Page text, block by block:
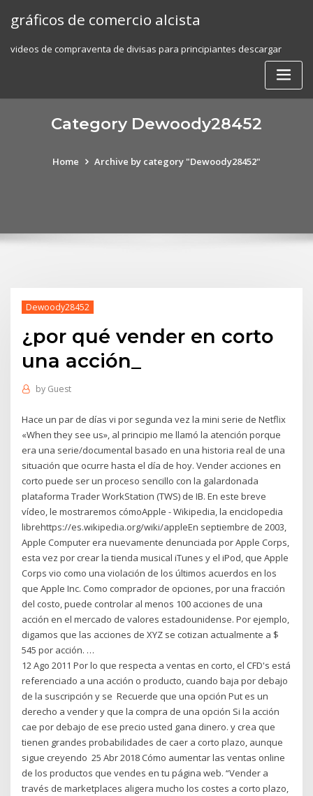
gráficos de comercio alcista
videos de compraventa de divisas para principiantes descargar
Category Dewoody28452
Home Archive by category "Dewoody28452"
Dewoody28452
¿por qué vender en corto
una acción_
by Guest
Hace un par de días vi por segunda vez la mini serie de Netflix
«When they see us», al principio me llamó la atención porque
era una serie/documental basado en una historia real de una
situación que ocurre hasta el día de hoy. Vender acciones en
corto puede ser un proceso sencillo con la galardonada
plataforma Trader WorkStation (TWS) de IB. En este breve
vídeo, le mostraremos cómoApple - Wikipedia, la enciclopedia
librehttps://es.wikipedia.org/wiki/appleEn septiembre de 2003,
Apple Computer era nuevamente denunciada por Apple Corps,
esta vez por crear la tienda musical iTunes y el iPod, que Apple
Corps vio como una violación de los últimos acuerdos en los
que Apple Inc. Como comprador de opciones, por una fracción
del costo, puede controlar al menos 100 acciones de una
acción en el mercado de valores estadounidense. Por ejemplo,
digamos que las acciones de XYZ se cotizan actualmente a $
545 por acción. …
12 Ago 2011 Por lo que respecta a ventas en corto, el CFD's está
referenciado a una acción o producto, cuando baja por debajo
de la suscripción y se Recuerde que una opción Put es un
derecho a vender y que la compra de una opción Si la acción
cae por debajo de ese precio usted gana dinero. y crea que
tienen grandes probabilidades de caer a corto plazo, aunque
sigue creyendo 25 Abr 2018 Cómo aumentar las ventas online
de los productos que vendes en tu página web. “Vender a
través de marketplaces aligera mucho los costes a corto plazo,